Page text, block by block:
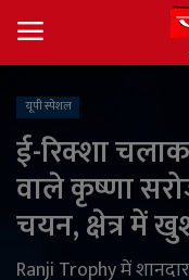
About
Contact
यूपी स्पेशल
ई-रिक्शा
वाले कृष्णा
चयन, क्षेत्र में
Ranji Trophy में